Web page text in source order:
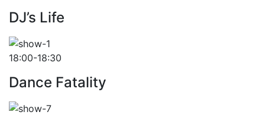
DJ’s Life
18:00-18:30
Dance Fatality